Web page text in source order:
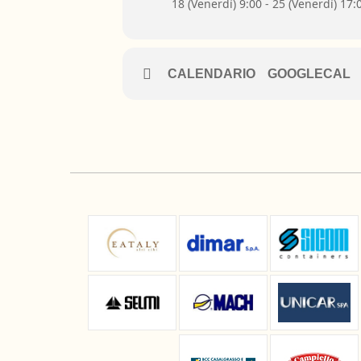
18 (Venerdì) 9:00 - 25 (Venerdì)
CALENDARIO GOOGLECAL